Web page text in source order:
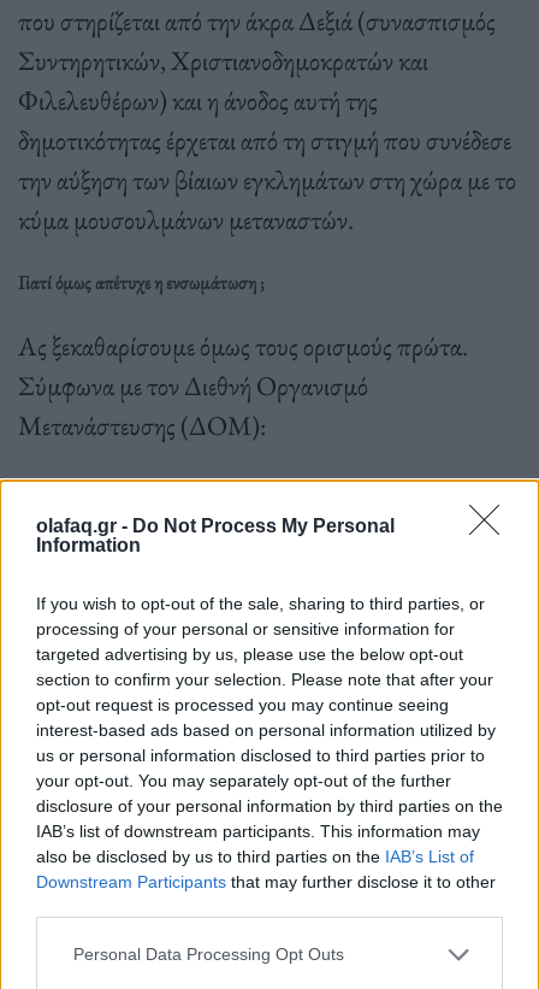
olafaq.gr - Do Not Process My Personal
Information
If you wish to opt-out of the sale, sharing to third parties, or
processing of your personal or sensitive information for
targeted advertising by us, please use the below opt-out
section to confirm your selection. Please note that after your
opt-out request is processed you may continue seeing
interest-based ads based on personal information utilized by
us or personal information disclosed to third parties prior to
your opt-out. You may separately opt-out of the further
disclosure of your personal information by third parties on the
IAB’s list of downstream participants. This information may
also be disclosed by us to third parties on the IAB’s List of
Downstream Participants that may further disclose it to other
Personal Data Processing Opt Outs
που στηρίζεται από την άκρα Δεξιά (συνασπισμός
Συντηρητικών, Χριστιανοδημοκρατών και
Φιλελευθέρων) και η άνοδος αυτή της
δημοτικότητας έρχεται από τη στιγμή που συνέδεσε
την αύξηση των βίαιων εγκλημάτων στη χώρα με το
κύμα μουσουλμάνων μεταναστών.
Γιατί όμως απέτυχε η ενσωμάτωση ;
Ας ξεκαθαρίσουμε όμως τους ορισμούς πρώτα.
Σύμφωνα με τον Διεθνή Οργανισμό
Μετανάστευσης (ΔΟΜ):
«Ηενσωμάτωσηορίζεται ως η αμφίδρομη
μεταναστών και των κοινωνιών υποδοχής, κατά την
οποία οι μετανάστες ενσωματώνονται στην
κοινωνική, οικονομική, πολιτισμική και πολιτική
ζωή της κοινότητας υποδοχής. Τοιουτοτρόπως, η
ενσωμάτωση συνεπάγεται μια σειρά ευθυνών για
τους μετανάστες και για τις κοινότητες υποδοχής
και υπό αυτό το ευρύ πρίσμα, εμπεριέχει άλλες
σχετικές έννοιες όπως η κοινωνική ένταξη και η
κοινωνική συνοχή..»